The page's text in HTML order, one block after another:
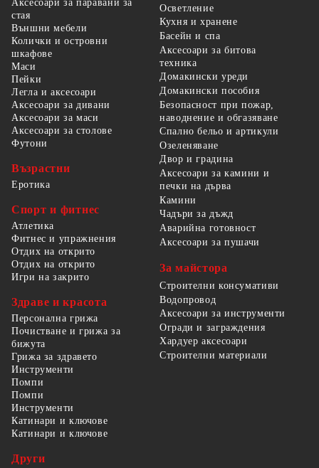
Аксесоари за паравани за
стая
Външни мебели
Колички и островни
шкафове
Маси
Пейки
Легла и аксесоари
Аксесоари за дивани
Аксесоари за маси
Аксесоари за столове
Футони
Възрастни
Еротика
Спорт и фитнес
Атлетика
Фитнес и упражнения
Отдих на открито
Отдих на открито
Игри на закрито
Здраве и красота
Персонална грижа
Почистване и грижа за
бижута
Грижа за здравето
Осветление
Кухня и хранене
Басейн и спа
Аксесоари за битова
техника
Домакински уреди
Домакински пособия
Безопасност при пожар,
наводнение и обгазяване
Спално бельо и артикули
Озеленяване
Двор и градина
Аксесоари за камини и
печки на дърва
Камини
Чадъри за дъжд
Аварийна готовност
Аксесоари за пушачи
За майстора
Строителни консумативи
Водопровод
Аксесоари за инструменти
Огради и заграждения
Хардуер аксесоари
Строителни материали
Инструменти
Помпи
Помпи
Инструменти
Катинари и ключове
Катинари и ключове
Други